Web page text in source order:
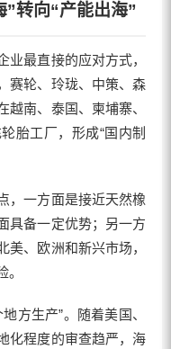
”转向“产能出海”
最直接的应对方式，
赛轮、玲珑、中策、森
越南、泰国、柬埔寨、
胎工厂，形成“国内制
，一方面是接近天然橡
具备一定优势；另一方
、欧洲和新兴市场，
方生产”。随着美国、
化程度的审查趋严，海